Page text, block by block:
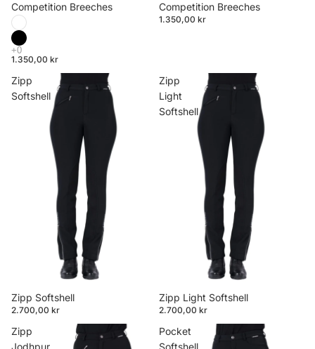
Competition Breeches
1.350,00 kr
Competition Breeches
1.350,00 kr
Zipp
Softshell
Zipp Softshell
2.700,00 kr
Zipp
Light
Softshell
Zipp Light Softshell
2.700,00 kr
Zipp
Pocket